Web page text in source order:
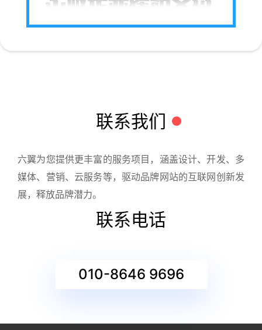
联系我们
六翼为您提供更丰富的服务项目，涵盖设计、开发、多
媒体、营销、云服务等，驱动品牌网站的互联网创新发
展，释放品牌潜力。
联系电话
010-8646 9696